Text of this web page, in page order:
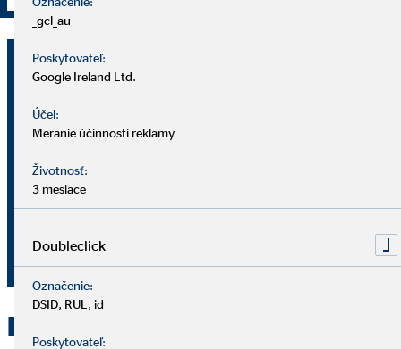
Štefan Hrúza
krajský riaditeľ pre OVB Allfinanz
Slovensko a.s.
965 01 Žiar nad Hronom
200014@ovbmail.eu
Kontaktujte OVB Žiar nad
_gcl_au
Poskytovateľ:
Google Ireland Ltd.
Účel:
Meranie účinnosti reklamy
Životnosť:
3 mesiace
Doubleclick
Označenie:
DSID, RUL, id
Poskytovateľ: